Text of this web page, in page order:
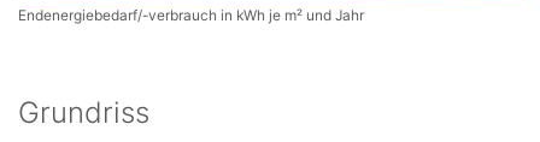
Endenergiebedarf/-verbrauch in kWh je m² und Jahr
Grundriss